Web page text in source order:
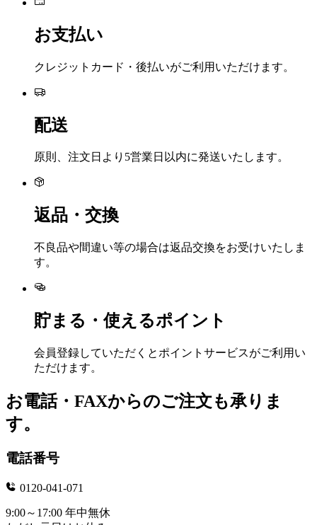
お支払い
クレジットカード・後払いがご利用いただけます。
配送
原則、注文日より5営業日以内に発送いたします。
返品・交換
不良品や間違い等の場合は返品交換をお受けいたしま
す。
貯まる・使えるポイント
会員登録していただくとポイントサービスがご利用い
ただけます。
お電話・FAXからのご注文も承りま
す。
電話番号
0120-041-071
9:00～17:00 年中無休